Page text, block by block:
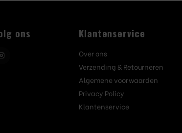
ons Klantenservice
Over ons
Verzending & Retourneren
Algemene voorwaarden
Privacy Policy
Klantenservice